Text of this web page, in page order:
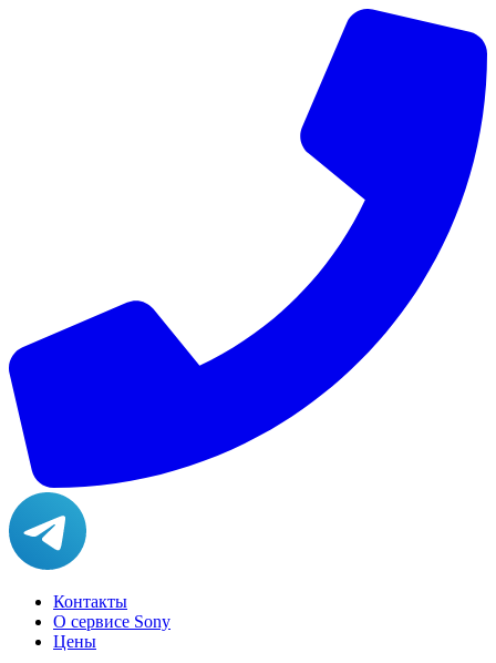
Контакты
О сервисе Sony
Цены